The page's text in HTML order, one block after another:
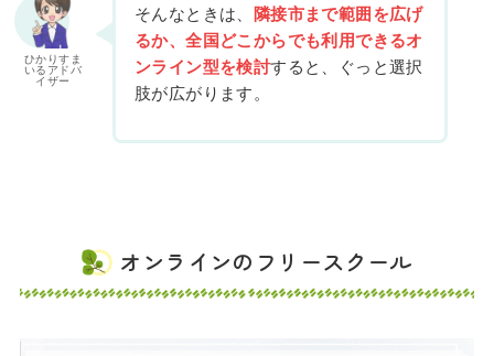
ひかりすま
いるアドバ
イザー
そんなときは、 隣接市まで範囲を広げ
るか、全国どこからでも利用できるオ
ンライン型を検討すると、ぐっと選択
肢が広がります。
オンラインのフリースクール